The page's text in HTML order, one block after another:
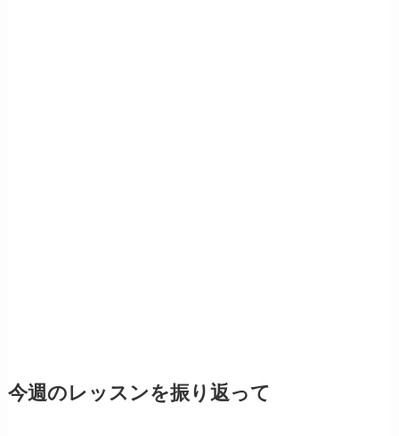
今週のレッスンを振り返って